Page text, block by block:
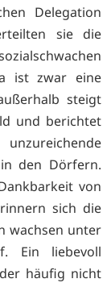
Delegation
sie die
ist zwar eine
steigt
und berichtet
den Dörfern.
von
sich die
wachsen unter
Ein liebevoll
häufig nicht